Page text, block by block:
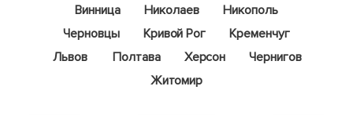
Винница
Николаев
Никополь
Черновцы
Кривой Рог
Кременчуг
Львов
Полтава Херсон
Чернигов
Житомир